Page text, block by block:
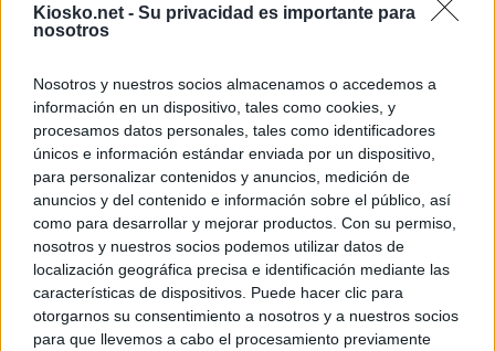
Kiosko.net - Su privacidad es importante para
nosotros
Nosotros y nuestros socios almacenamos o accedemos a
información en un dispositivo, tales como cookies, y
procesamos datos personales, tales como identificadores
únicos e información estándar enviada por un dispositivo,
para personalizar contenidos y anuncios, medición de
anuncios y del contenido e información sobre el público, así
como para desarrollar y mejorar productos. Con su permiso,
nosotros y nuestros socios podemos utilizar datos de
localización geográfica precisa e identificación mediante las
características de dispositivos. Puede hacer clic para
otorgarnos su consentimiento a nosotros y a nuestros socios
para que llevemos a cabo el procesamiento previamente